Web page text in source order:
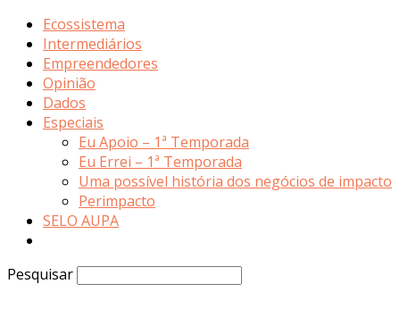
Ecossistema
Intermediários
Empreendedores
Opinião
Dados
Especiais
Eu Apoio – 1ª Temporada
Eu Errei – 1ª Temporada
Uma possível história dos negócios de impacto
Perimpacto
SELO AUPA
Pesquisar